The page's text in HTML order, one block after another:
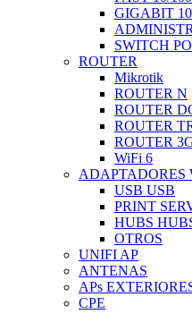
GIGABIT
SWITCH
ROUTER
Mikrotik
ROUTER N
ROUTER
ROUTER
ROUTER
WiFi 6
ADAPTADORES
USB USB
PRINT
HUBS
OTROS
UNIFI AP
ANTENAS
APs
CPE